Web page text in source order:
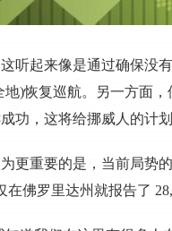
听起来像是通过确保没
地)恢复巡航。另一方面
功，这将给挪威人的计划
更重要的是，当前局势
在佛罗里达州就报告了